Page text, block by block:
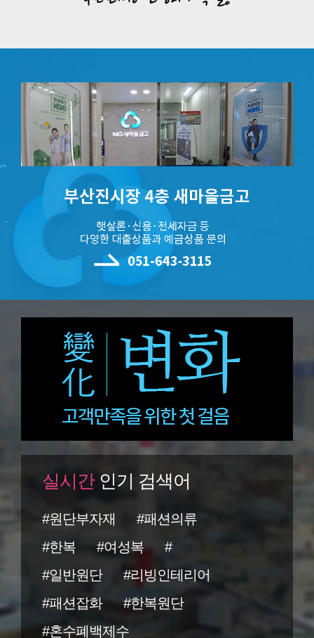
실시간인기 검색어
#원단부자재
#패션의류
#한복
#여성복
#
#일반원단
#리빙인테리어
#패션잡화
#한복원단
#혼수폐백제수